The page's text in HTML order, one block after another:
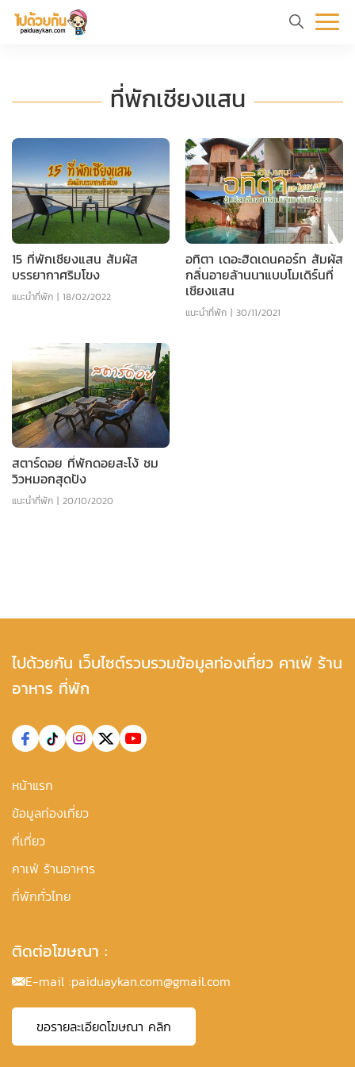
แรก
ที่พักเชียงแสน
15 ที่พักเชียงแสน สัมผัส
บรรยากาศริมโขง
แนะนำที่พัก | 18/02/2022
อทิตา เดอะฮิดเดนคอร์ท สัมผัส
กลิ่นอายล้านนาแบบโมเดิร์นที่
เชียงแสน
แนะนำที่พัก | 30/11/2021
สตาร์ดอย ที่พักดอยสะโง้ ชม
วิวหมอกสุดปัง
แนะนำที่พัก | 20/10/2020
ไปด้วยกัน เว็บไซต์รวบรวมข้อมูลท่องเที่ยว คาเฟ่ ร้าน
อาหาร ที่พัก
หน้าแรก
ข้อมูลท่องเที่ยว
ที่เที่ยว
คาเฟ่ ร้านอาหาร
ที่พักทั่วไทย
ติดต่อโฆษณา :
E-mail :paiduaykan.com@gmail.com
ขอรายละเอียดโฆษณา คลิก